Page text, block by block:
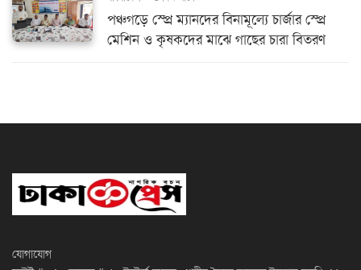
পঞ্চগড়ে স্প্রে ম্যানদের বিনামূল্যে চার্জার স্প্রে
মেশিন ও কৃষকদের মাঝে গাছের চারা বিতরণ
যোগাযোগ